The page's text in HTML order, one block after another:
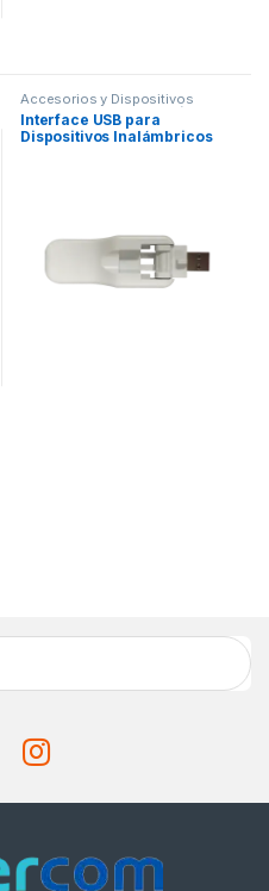
Accesorios y Dispositivos
Direccionables, Detección de
Fuego
Interface USB para
Dispositivos Inalámbricos